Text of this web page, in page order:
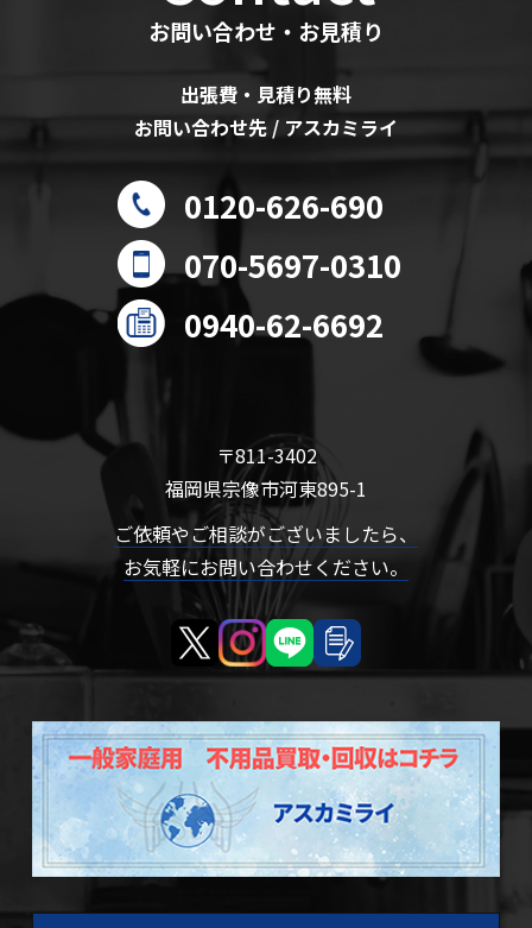
お問い合わせ・お見積り
出張費・見積り無料
お問い合わせ先 / アスカミライ
0120-626-690
070-5697-0310
0940-62-6692
〒811-3402
福岡県宗像市河東895-1
ご依頼やご相談がございましたら、
お気軽にお問い合わせください。